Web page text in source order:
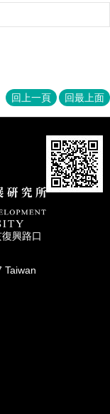
回上一頁 回最上面
興路⼝
Taiwan